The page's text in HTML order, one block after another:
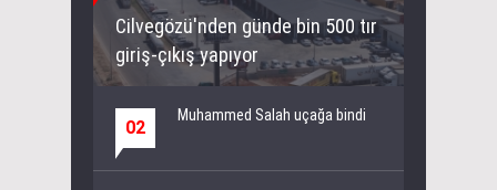
Cilvegözü'nden günde bin 500 tır
giriş-çıkış yapıyor
02
Muhammed Salah uçağa bindi